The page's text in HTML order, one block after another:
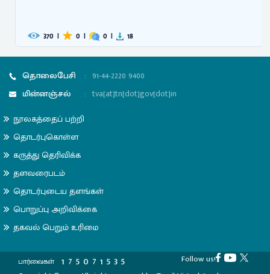
370 | 0 | 0 | 18
தொலைபேசி : 91-44-2220 9400
மின்னஞ்சல்
: tva[at]tn[dot]gov[dot]in
நூலகத்தைப் பற்றி
தொடர்புகொள்ள
கருத்து தெரிவிக்க
தளவரைபடம்
தொடர்புடைய தளங்கள்
பொறுப்பு அறிவிக்கை
தகவல் பெறும் உரிமை
பார்வைகள் 1 7 5 0 7 1 5 3 5
Follow us!